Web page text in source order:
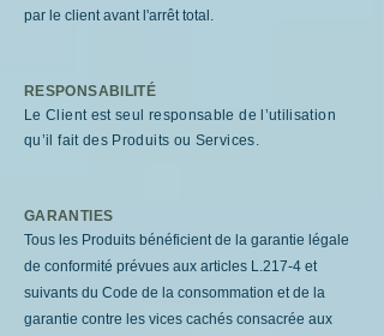
par le client avant l'arrêt total.
RESPONSABILITÉ
Le Client est seul responsable de l’utilisation
qu’il fait des Produits ou Services.
GARANTIES
Tous les Produits bénéficient de la garantie légale
de conformité prévues aux articles L.217-4 et
suivants du Code de la consommation et de la
garantie contre les vices cachés consacrée aux